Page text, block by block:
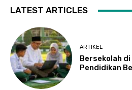
LATEST ARTICLES
ARTIKEL
Bersekolah di
Pendidikan